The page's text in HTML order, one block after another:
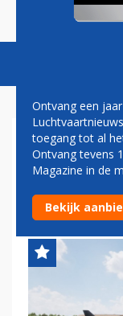
Magazine
GROEN
BOEING
Ontvang een
toegang tot al
Ontvang tevens
Magazine in de
Bekijk